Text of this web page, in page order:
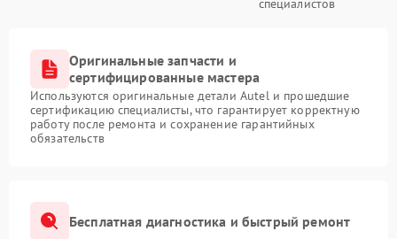
специалистов
Оригинальные запчасти и
сертифицированные мастера
Используются оригинальные детали Autel и прошедшие
сертификацию специалисты, что гарантирует корректную
работу после ремонта и сохранение гарантийных
обязательств
Бесплатная диагностика и быстрый ремонт